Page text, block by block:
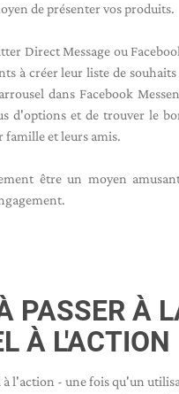
de présenter vos produits.
Direct Message ou
à créer leur liste de
dans Facebook
d'options et de trouver le
famille et leurs amis.
être un moyen
PASSER À
À L'ACTION
l'action - une fois qu'un